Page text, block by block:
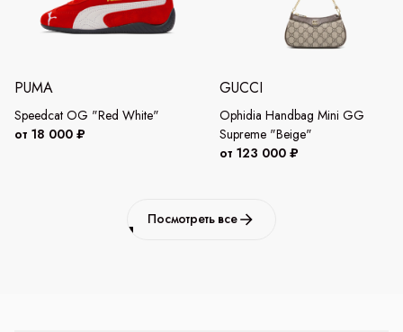
PUMA
Speedcat OG "Red White"
от 18 000 ₽
GUCCI
Ophidia Handbag Mini GG
Supreme "Beige"
от 123 000 ₽
Посмотреть все